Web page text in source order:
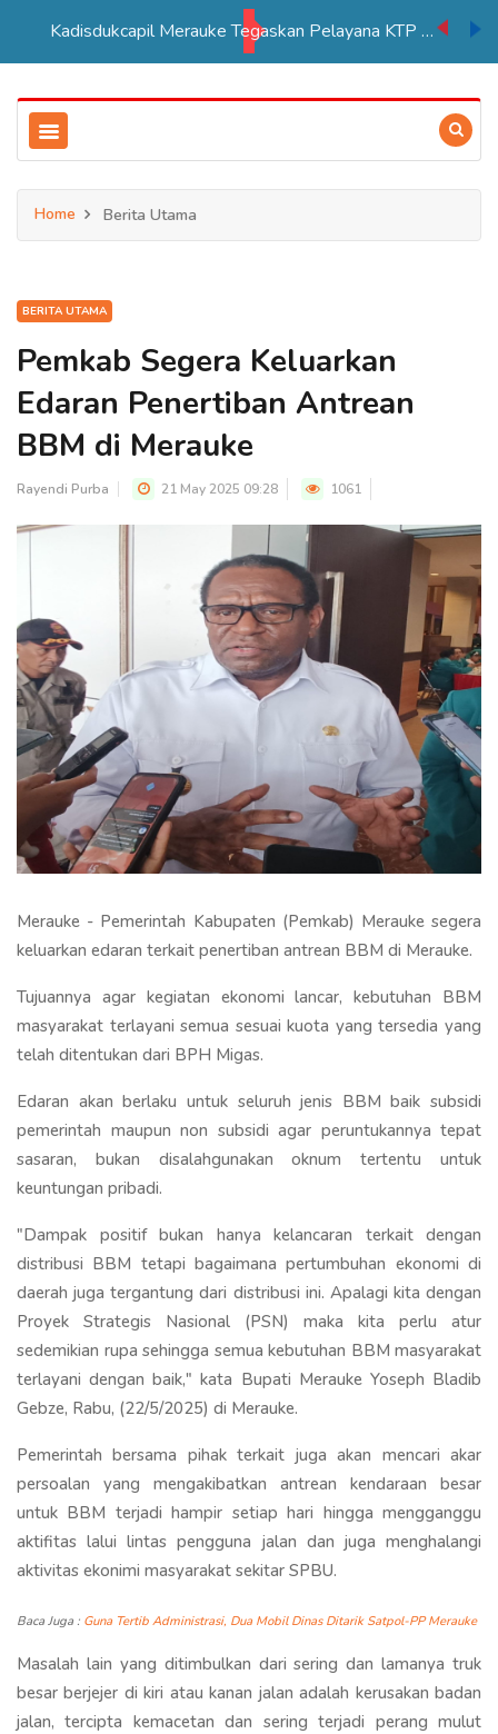
Kadisdukcapil Merauke Tegaskan Pelayana KTP Sesuai SOP
Home Berita Utama
BERITA UTAMA
Pemkab Segera Keluarkan
Edaran Penertiban Antrean
BBM di Merauke
Rayendi Purba 21 May 2025 09:28 1061
Merauke - Pemerintah Kabupaten (Pemkab) Merauke segera
keluarkan edaran terkait penertiban antrean BBM di Merauke.
Tujuannya agar kegiatan ekonomi lancar, kebutuhan BBM
masyarakat terlayani semua sesuai kuota yang tersedia yang
telah ditentukan dari BPH Migas.
Edaran akan berlaku untuk seluruh jenis BBM baik subsidi
pemerintah maupun non subsidi agar peruntukannya tepat
sasaran, bukan disalahgunakan oknum tertentu untuk
keuntungan pribadi.
"Dampak positif bukan hanya kelancaran terkait dengan
distribusi BBM tetapi bagaimana pertumbuhan ekonomi di
daerah juga tergantung dari distribusi ini. Apalagi kita dengan
Proyek Strategis Nasional (PSN) maka kita perlu atur
sedemikian rupa sehingga semua kebutuhan BBM masyarakat
terlayani dengan baik," kata Bupati Merauke Yoseph Bladib
Gebze, Rabu, (22/5/2025) di Merauke.
Pemerintah bersama pihak terkait juga akan mencari akar
persoalan yang mengakibatkan antrean kendaraan besar
untuk BBM terjadi hampir setiap hari hingga mengganggu
aktifitas lalui lintas pengguna jalan dan juga menghalangi
aktivitas ekonimi masyarakat sekitar SPBU.
Baca Juga : Guna Tertib Administrasi, Dua Mobil Dinas Ditarik Satpol-PP Merauke
Masalah lain yang ditimbulkan dari sering dan lamanya truk
besar berjejer di kiri atau kanan jalan adalah kerusakan badan
jalan, tercipta kemacetan dan sering terjadi perang mulut